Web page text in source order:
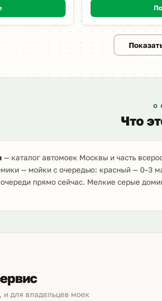
О
Что
— каталог автомоек Москвы и часть
— мойки с очередью: красный — 0–3
прямо сейчас. Мелкие серые
и для владельцев моек